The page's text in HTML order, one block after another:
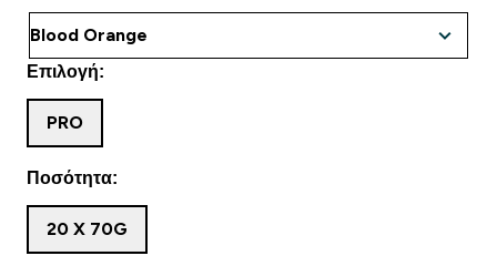
Ποσότητα:
20 X 70G
Επιλογή:
PRO